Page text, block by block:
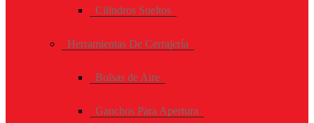
Cilindros Sueltos
Herramientas De Cerrajería
Bolsas de Aire
Ganchos Para Apertura